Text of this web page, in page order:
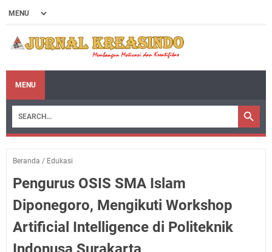
MENU
Beranda / Edukasi
Pengurus OSIS SMA Islam
Diponegoro, Mengikuti Workshop
Artificial Intelligence di Politeknik